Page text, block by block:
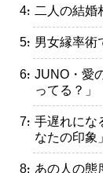
・二人の結婚
・男女縁率術
・JUNO・愛
ってる？」
・手遅れに
なたの印象」
・あの人の態